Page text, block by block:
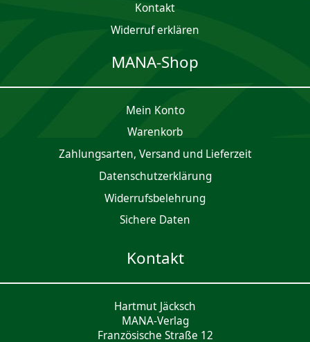
Kontakt
Widerruf erklären
MANA-Shop
Mein Konto
Waren­korb
Zahlungsarten, Versand und Lieferzeit
Daten­schutz­er­klärung
Widerrufsbelehrung
Sichere Daten
Kontakt
Hartmut Jäcksch
MANA-Verlag
Französische Straße 12